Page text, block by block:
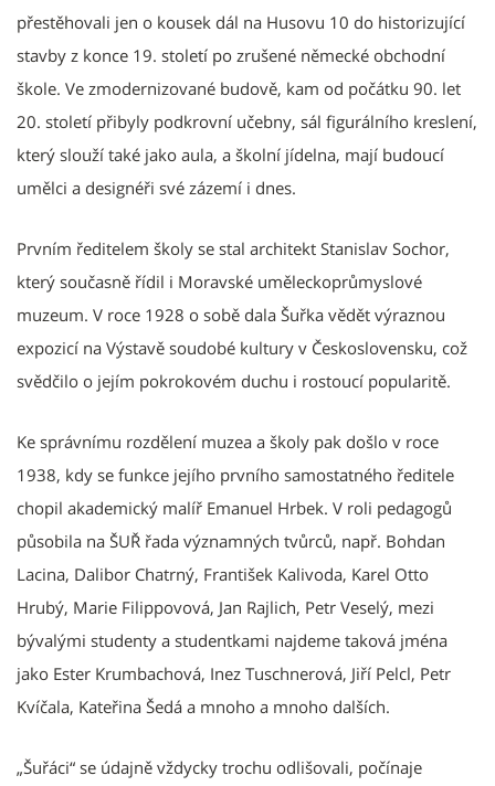
přestěhovali jen o kousek dál na Husovu 10 do historizující
stavby z konce 19. století po zrušené německé obchodní
škole. Ve zmodernizované budově, kam od počátku 90. let
20. století přibyly podkrovní učebny, sál figurálního kreslení,
který slouží také jako aula, a školní jídelna, mají budoucí
umělci a designéři své zázemí i dnes.
Prvním ředitelem školy se stal architekt Stanislav Sochor,
který současně řídil i Moravské uměleckoprůmyslové
muzeum. V roce 1928 o sobě dala Šuřka vědět výraznou
expozicí na Výstavě soudobé kultury v Československu, což
svědčilo o jejím pokrokovém duchu i rostoucí popularitě.
Ke správnímu rozdělení muzea a školy pak došlo v roce
1938, kdy se funkce jejího prvního samostatného ředitele
chopil akademický malíř Emanuel Hrbek. V roli pedagogů
působila na ŠUŘ řada významných tvůrců, např. Bohdan
Lacina, Dalibor Chatrný, František Kalivoda, Karel Otto
Hrubý, Marie Filippovová, Jan Rajlich, Petr Veselý, mezi
bývalými studenty a studentkami najdeme taková jména
jako Ester Krumbachová, Inez Tuschnerová, Jiří Pelcl, Petr
Kvíčala, Kateřina Šedá a mnoho a mnoho dalších.
„Šuřáci“ se údajně vždycky trochu odlišovali, počínaje